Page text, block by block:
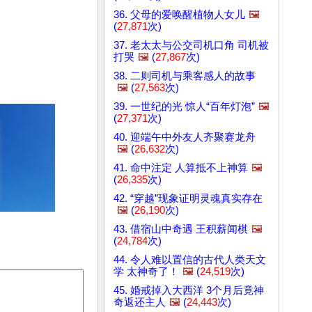
36. 父母的爱唤醒植物人女儿 🖼️
(27,871次)
37. 老太太与公交司机口角 司机被
打哭 🖼️ (27,867次)
38. 二则司机与乘客感人的故事
🖼️ (27,563次)
39. 一世纪的光 惊人“百年灯泡” 🖼️
(27,371次)
40. 迎端午中外友人齐聚赛龙舟
🖼️ (26,632次)
41. 命中注定 人算抵不上神算 🖼️
(26,335次)
42. “穿越”现象证明灵魂真实存在
🖼️ (26,190次)
43. 借宿山中奇遇 王积薪闻棋 🖼️
(24,784次)
44. 令人难以置信的古代人类天文
学 太神奇了！
🖼️ (24,519次)
45. 婚戒掉入大西洋 3个月后竟神
奇返还主人 🖼️ (24,443次)